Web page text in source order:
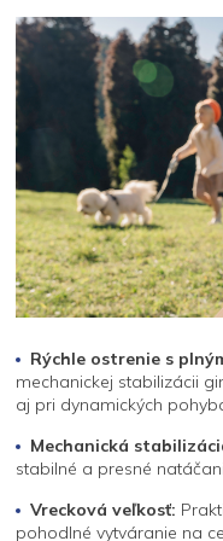
Rýchle ostrenie s
mechanickej stabilizácii
aj pri dynamických
Mechanická
stabilné a presné
Vrecková veľkosť:
pohodlné vytváranie na